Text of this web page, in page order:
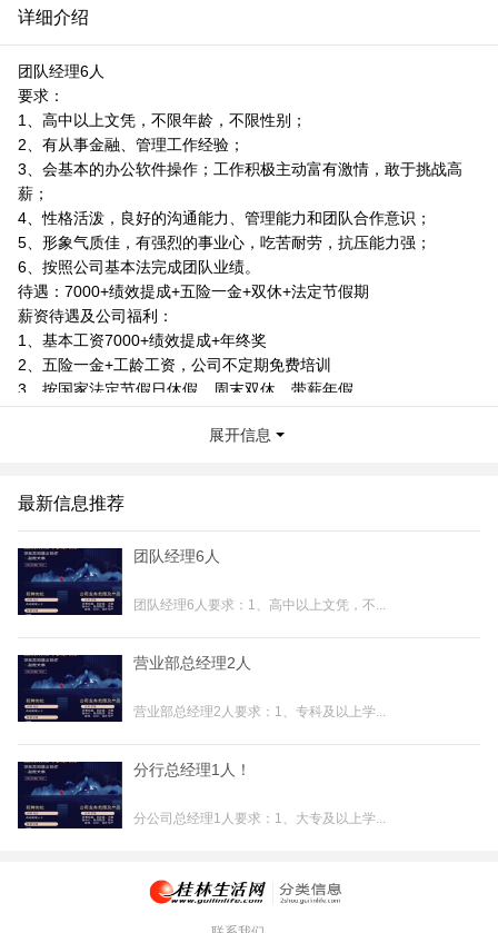
详细介绍
团队经理6人
要求：
1、高中以上文凭，不限年龄，不限性别；
2、有从事金融、管理工作经验；
3、会基本的办公软件操作；工作积极主动富有激情，敢于挑战高
薪；
4、性格活泼，良好的沟通能力、管理能力和团队合作意识；
5、形象气质佳，有强烈的事业心，吃苦耐劳，抗压能力强；
6、按照公司基本法完成团队业绩。
待遇：7000+绩效提成+五险一金+双休+法定节假期
薪资待遇及公司福利：
1、基本工资7000+绩效提成+年终奖
2、五险一金+工龄工资，公司不定期免费培训
3、按国家法定节假日休假，周末双休，带薪年假
展开信息
最新信息推荐
团队经理6人
团队经理6人要求：1、高中以上文凭，不...
营业部总经理2人
营业部总经理2人要求：1、专科及以上学...
分行总经理1人！
分公司总经理1人要求：1、大专及以上学...